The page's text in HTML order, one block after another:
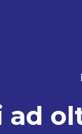
ad